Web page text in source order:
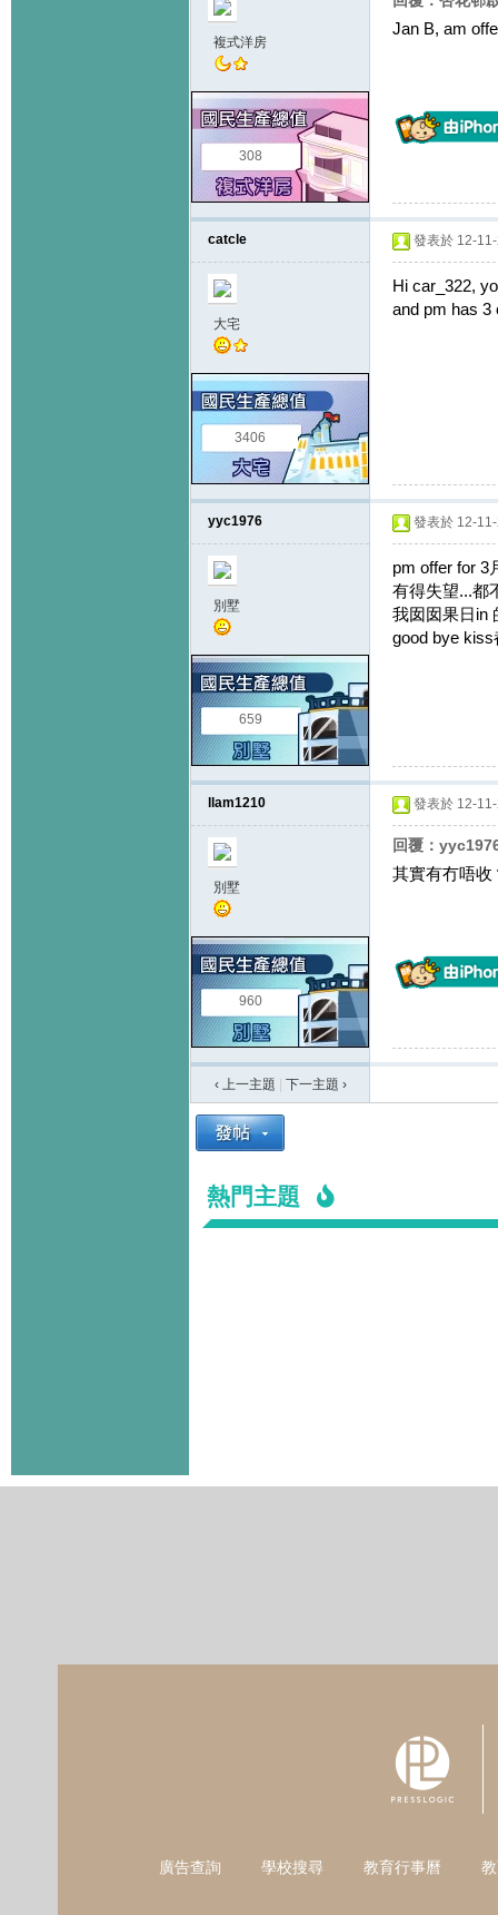
複式洋房
308
Jan B, am
catcle
大宅
3406
發表於 12-
Hi car_322,
and pm has 3
yyc1976
別墅
659
發表於 12-
pm offer for 3
有得失望...都
我囡囡果日in
good bye kiss
llam1210
別墅
960
發表於 12-
回覆：
其實有冇唔收
‹ 上一主題 下一主題 ›
熱門主題
廣告查詢 學校搜尋 教育行事曆